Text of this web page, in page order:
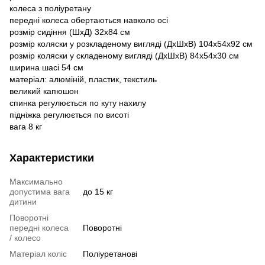
колеса з поліуретану
передні колеса обертаються навколо осі
розмір сидіння (ШхД) 32х84 см
розмір коляски у розкладеному вигляді (ДхШхВ) 104х54х92 см
розмір коляски у складеному вигляді (ДхШхВ) 84х54х30 см
ширина шасі 54 см
матеріал: алюміній, пластик, текстиль
великий капюшон
спинка регулюється по куту нахилу
підніжка регулюється по висоті
вага 8 кг
Характеристики
Максимально
допустима вага
дитини
до 15 кг
Поворотні
передні колеса
/ колесо
Поворотні
Матеріал коліс
Поліуретанові